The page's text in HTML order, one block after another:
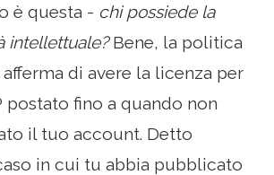
è questa - chi possiede la
intellettuale?Bene, la politica
di avere la licenza per
postato fino a quando non
il tuo account. Detto
in cui tu abbia pubblicato